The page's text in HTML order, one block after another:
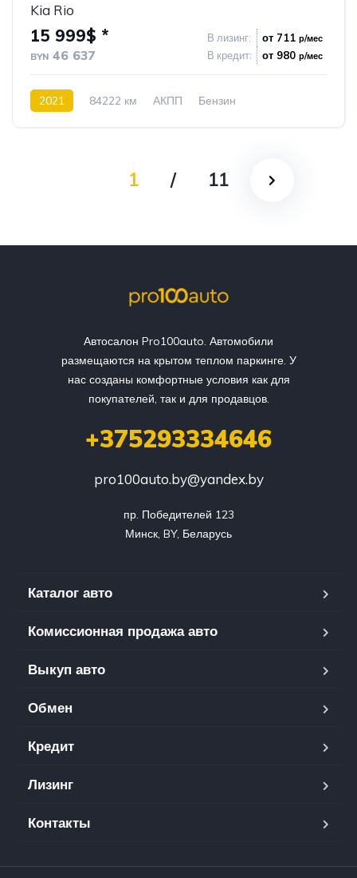
Kia Rio
15 999$ *
BYN 46 637
В лизинг: от 711 р/мес
В кредит: от 980 р/мес
2021 84222 км АКПП
Бензин
1 / 11
Автосалон Pro100auto. Автомобили
размещаются на крытом теплом паркинге. У
нас созданы комфортные условия как для
покупателей, так и для продавцов.
+375293334646
pro100auto.by@yandex.by
пр. Победителей 123
Минск, BY, Беларусь
Каталог авто
Комиссионная продажа авто
Выкуп авто
Обмен
Кредит
Лизинг
Контакты